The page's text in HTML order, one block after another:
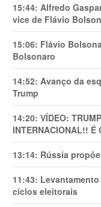
15:44: Alfredo
vice de Flávio
15:06: Flávio
Bolsonaro
14:52: Avanço da
Trump
14:20: VÍDEO:
INTERNACIONAL!! É
13:14: Rússia
11:43:
ciclos eleitorais